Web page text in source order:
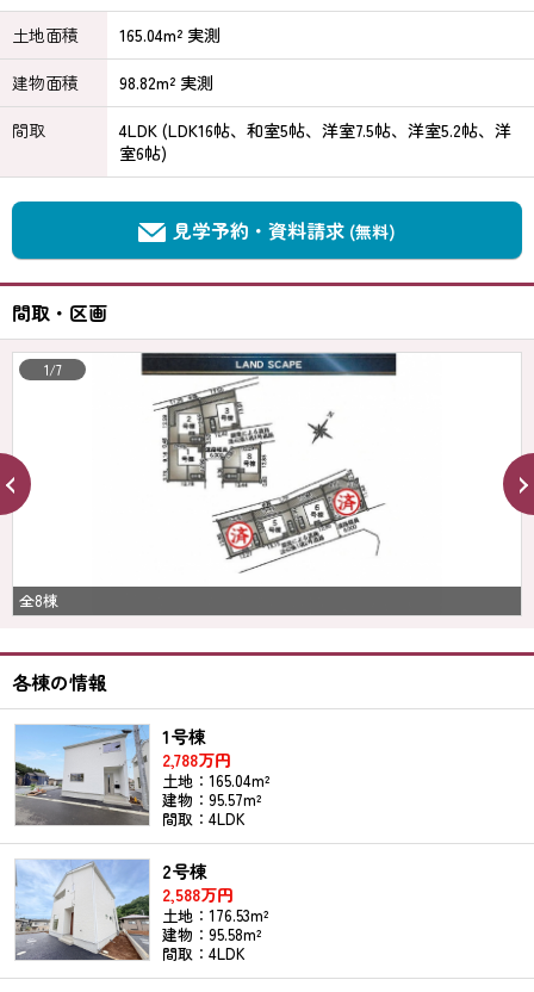
土地面積
165.04m² 実測
建物面積
98.82m² 実測
間取
4LDK (LDK16帖、和室5帖、洋室7.5帖、洋室5.2帖、洋
室6帖)
見学予約・資料請求 (無料)
間取・区画
全8棟
1/7
各棟の情報
1号棟
2,788万円
土地：165.04m²
建物：95.57m²
間取：4LDK
2号棟
2,588万円
土地：176.53m²
建物：95.58m²
間取：4LDK